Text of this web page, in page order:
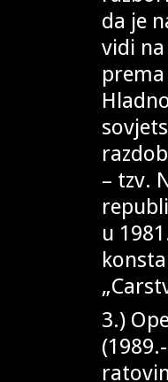
da je
vidi
– tzv.
u
3.)